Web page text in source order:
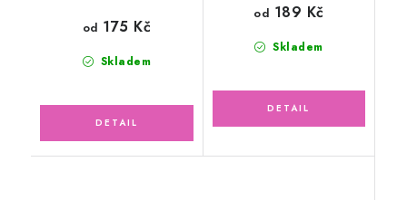
Skladem
od 175 Kč
Skladem
od 189 Kč